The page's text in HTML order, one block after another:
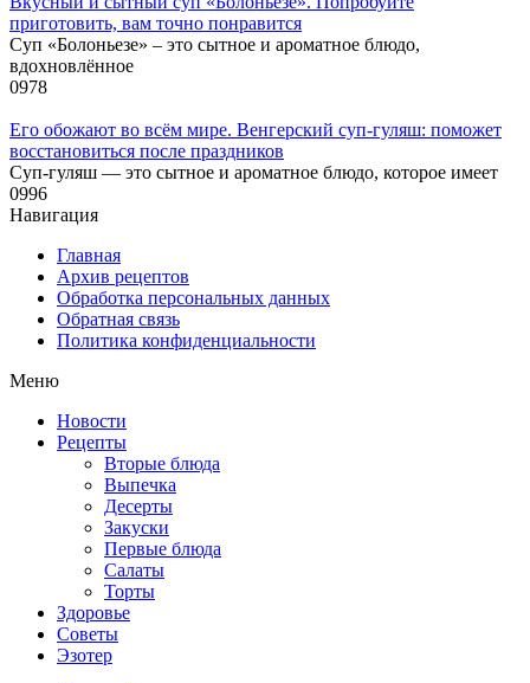
приготовить, вам точно понравится
Суп «Болоньезе» – это сытное и ароматное блюдо,
вдохновлённое
0978
Его обожают во всём мире. Венгерский суп-гуляш: поможет
восстановиться после праздников
Суп-гуляш — это сытное и ароматное блюдо, которое имеет
0996
Навигация
Главная
Архив рецептов
Обработка персональных данных
Обратная связь
Политика конфиденциальности
Меню
Новости
Рецепты
Вторые блюда
Выпечка
Десерты
Закуски
Первые блюда
Салаты
Торты
Здоровье
Советы
Эзотер